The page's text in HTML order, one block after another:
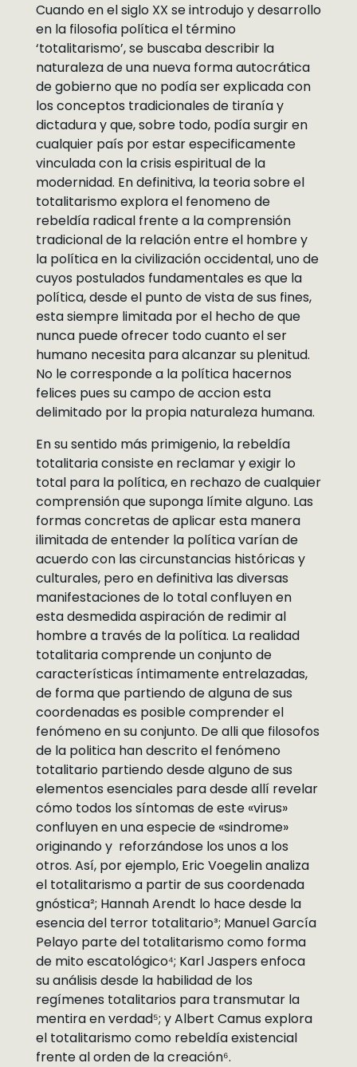
Cuando en el siglo XX se introdujo y desarrollo
en la filosofia política el término
‘totalitarismo’, se buscaba describir la
naturaleza de una nueva forma autocrática
de gobierno que no podía ser explicada con
los conceptos tradicionales de tiranía y
dictadura y que, sobre todo, podía surgir en
cualquier país por estar especificamente
vinculada con la crisis espiritual de la
modernidad. En definitiva, la teoria sobre el
totalitarismo explora el fenomeno de
rebeldía radical frente a la comprensión
tradicional de la relación entre el hombre y
la política en la civilización occidental, uno de
cuyos postulados fundamentales es que la
política, desde el punto de vista de sus fines,
esta siempre limitada por el hecho de que
nunca puede ofrecer todo cuanto el ser
humano necesita para alcanzar su plenitud.
No le corresponde a la política hacernos
felices pues su campo de accion esta
delimitado por la propia naturaleza humana.
En su sentido más primigenio, la rebeldía
totalitaria consiste en reclamar y exigir lo
total para la política, en rechazo de cualquier
comprensión que suponga límite alguno. Las
formas concretas de aplicar esta manera
ilimitada de entender la política varían de
acuerdo con las circunstancias históricas y
culturales, pero en definitiva las diversas
manifestaciones de lo total confluyen en
esta desmedida aspiración de redimir al
hombre a través de la política. La realidad
totalitaria comprende un conjunto de
características íntimamente entrelazadas,
de forma que partiendo de alguna de sus
coordenadas es posible comprender el
fenómeno en su conjunto. De alli que filosofos
de la politica han descrito el fenómeno
totalitario partiendo desde alguno de sus
elementos esenciales para desde allí revelar
cómo todos los síntomas de este «virus»
confluyen en una especie de «sindrome»
originando y reforzándose los unos a los
otros. Así, por ejemplo, Eric Voegelin analiza
el totalitarismo a partir de sus coordenada
gnóstica²; Hannah Arendt lo hace desde la
esencia del terror totalitario³; Manuel García
Pelayo parte del totalitarismo como forma
de mito escatológico⁴; Karl Jaspers enfoca
su análisis desde la habilidad de los
regímenes totalitarios para transmutar la
mentira en verdad⁵; y Albert Camus explora
el totalitarismo como rebeldía existencial
frente al orden de la creación⁶.